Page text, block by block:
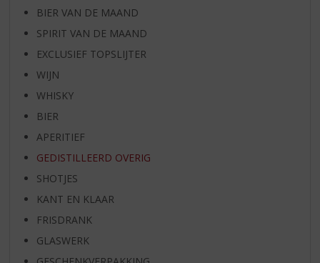
BIER VAN DE MAAND
SPIRIT VAN DE MAAND
EXCLUSIEF TOPSLIJTER
WIJN
WHISKY
BIER
APERITIEF
GEDISTILLEERD OVERIG
SHOTJES
KANT EN KLAAR
FRISDRANK
GLASWERK